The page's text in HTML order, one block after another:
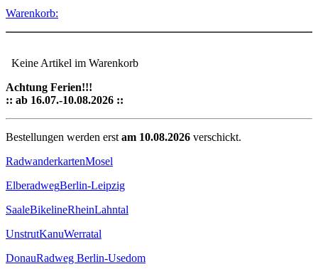
Warenkorb:
Keine Artikel im Warenkorb
Achtung Ferien!!!
:: ab 16.07.-10.08.2026 ::
Bestellungen werden erst am 10.08.2026 verschickt.
RadwanderkartenMosel
ElberadwegBerlin-Leipzig
SaaleBikelineRheinLahntal
UnstrutKanuWerratal
DonauRadweg Berlin-Usedom